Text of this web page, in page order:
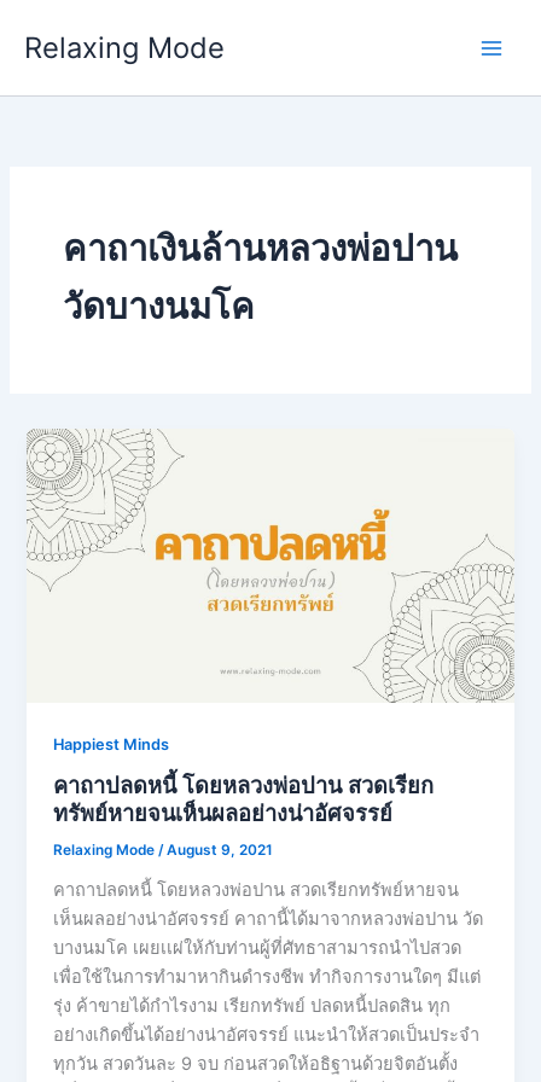
Relaxing Mode
คาถาเงินล้านหลวงพ่อปาน
วัดบางนมโค
Happiest Minds
คาถาปลดหนี้ โดยหลวงพ่อปาน สวดเรียก
ทรัพย์หายจนเห็นผลอย่างน่าอัศจรรย์
Relaxing Mode/August 9, 2021
คาถาปลดหนี้ โดยหลวงพ่อปาน สวดเรียกทรัพย์หายจน
เห็นผลอย่างน่าอัศจรรย์ คาถานี้ได้มาจากหลวงพ่อปาน วัด
บางนมโค เผยเเผ่ให้กับท่านผู้ที่ศัทธาสามารถนำไปสวด
เพื่อใช้ในการทำมาหากินดำรงชีพ ทำกิจการงานใดๆ มีแต่
รุ่ง ค้าขายได้กำไรงาม เรียกทรัพย์ ปลดหนี้ปลดสิน ทุก
อย่างเกิดขึ้นได้อย่างน่าอัศจรรย์ แนะนำให้สวดเป็นประจำ
ทุกวัน สวดวันละ 9 จบ ก่อนสวดให้อธิฐานด้วยจิตอันตั้ง